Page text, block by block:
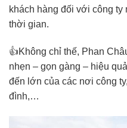
khách hàng đối với công
thời gian.
👍Không chỉ thế, Phan
nhẹn – gọn gàng – hiệu
đến lớn của các nơi công
đình,…